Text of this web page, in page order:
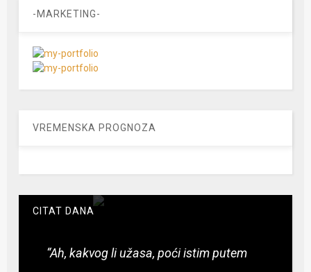
-MARKETING-
VREMENSKA PROGNOZA
CITAT DANA
“Ah, kakvog li užasa, poći istim putem